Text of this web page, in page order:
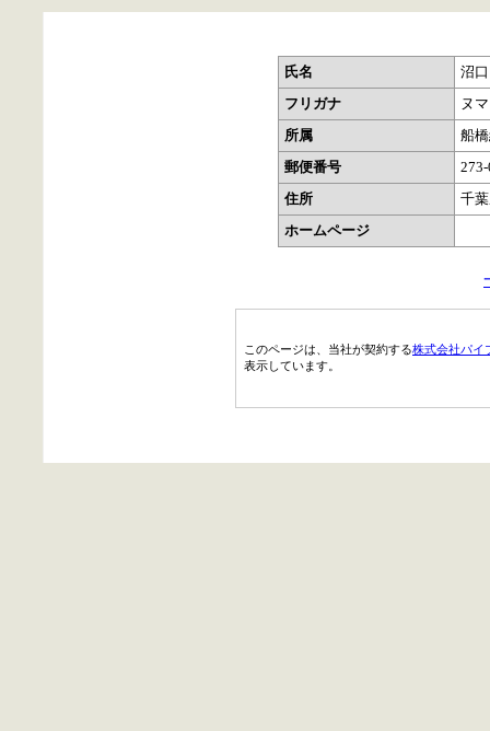
氏名
沼
フリガナ
ヌ
所属
船
郵便番号
住所
千
ホームページ
このページは、当社が契約する株式会社パイ
表示しています。